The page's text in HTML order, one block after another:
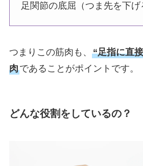
足関節の底屈（つま先を下げ
つまりこの筋肉も、 “足指に直
肉であることがポイントです。
どんな役割をしているの？